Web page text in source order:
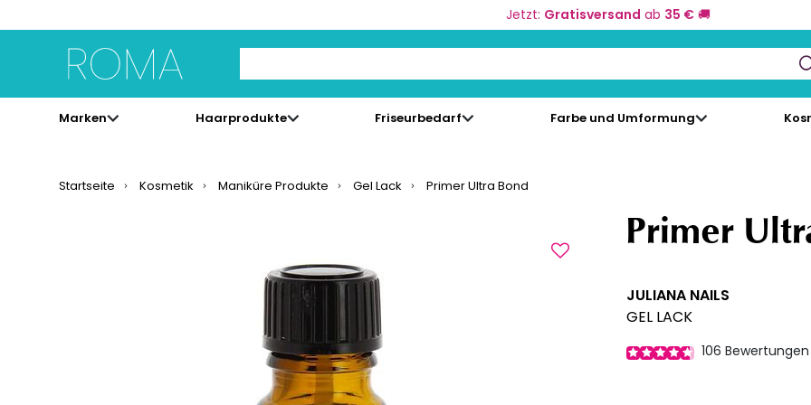
Jetzt: Gratisversand ab 35 € 🚚
Marken Haarprodukte Friseurbedarf Farbe und Umformung
Startseite Kosmetik Maniküre Produkte Gel Lack Primer Ultra Bond
Primer
JULIANA NAILS
GEL LACK
106 Bewertungen